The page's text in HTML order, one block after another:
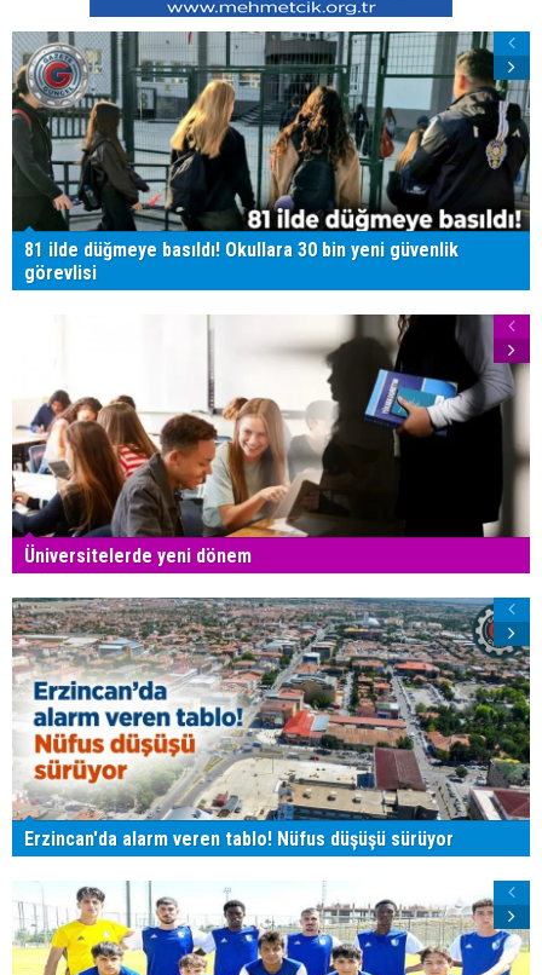
81 ilde düğmeye basıldı! Okullara 30 bin yeni güvenlik
görevlisi
Üniversitelerde yeni dönem
Erzincan'da alarm veren tablo! Nüfus düşüşü sürüyor